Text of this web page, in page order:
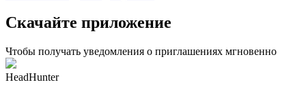
Скачайте приложение
Чтобы получать уведомления о приглашениях мгновенно
HeadHunter